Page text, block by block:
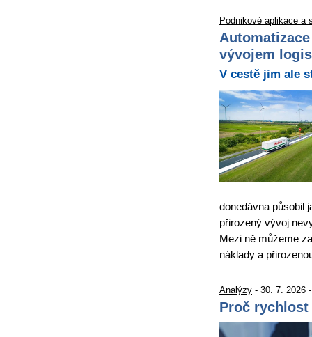
Podnikové aplikace a
vývojem
V cestě jim ale
donedávna působil
přirozený vývoj
Mezi ně můžeme
náklady a
Analýzy - 30. 7. 2026
Proč rychlost